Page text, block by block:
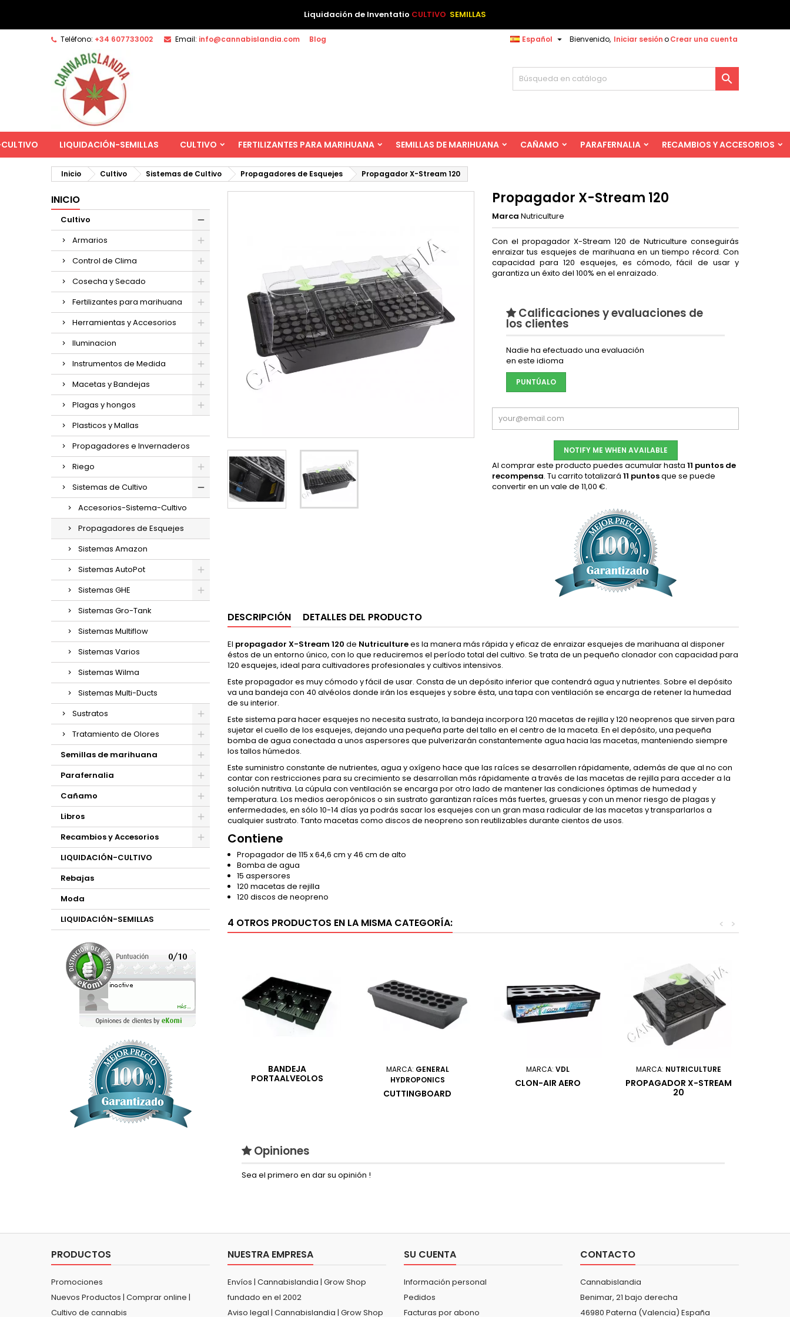
Liquidación de Inventatio CULTIVO SEMILLAS
Blog
Teléfono: +34 607733002 Email: info@cannabislandia.com Bienvenido, Iniciar sesiónoCrear una cuenta
Español 

LIQUIDACIÓN-SEMILLAS CULTIVO FERTILIZANTES PARA MARIHUANA SEMILLAS DE MARIHUANA CAÑAMO PARAFERNALIA RECAMBIOS Y ACCESORIOS
Inicio Cultivo Sistemas de Cultivo Propagadores de Esquejes Propagador X-Stream 120
INICIO
Cultivo
Armarios
Control de Clima
Cosecha y Secado
Fertilizantes para marihuana
Herramientas y Accesorios
Iluminacion
Instrumentos de Medida
Macetas y Bandejas
Plagas y hongos
Plasticos y Mallas
Propagadores e Invernaderos
Riego
Sistemas de Cultivo
Accesorios-Sistema-Cultivo
Propagadores de Esquejes
Sistemas Amazon
Sistemas AutoPot
Sistemas GHE
Sistemas Gro-Tank
Sistemas Multiflow
Sistemas Varios
Sistemas Wilma
Sistemas Multi-Ducts
Sustratos
Tratamiento de Olores
Semillas de marihuana
Parafernalia
Cañamo
Libros
Recambios y Accesorios
LIQUIDACIÓN-CULTIVO
Rebajas
Moda
LIQUIDACIÓN-SEMILLAS
Propagador X-Stream 120
Marca Nutriculture
Con el propagador X-Stream 120 de Nutriculture conseguirás
enraizar tus esquejes de marihuana en un tiempo récord. Con
capacidad para 120 esquejes, es cómodo, fácil de usar y
garantiza un éxito del 100% en el enraizado.
Calificaciones y evaluaciones de
los clientes
Nadie ha efectuado una evaluación
en este idioma
PUNTÚALO
NOTIFY ME WHEN AVAILABLE
Al comprar este producto puedes acumular hasta 11 puntos de
recompensa. Tu carrito totalizará 11 puntosque se puede
convertir en un vale de 11,00 €.
DESCRIPCIÓN DETALLES DEL PRODUCTO
El propagador X-Stream 120 de Nutriculturees la manera más rápida y eficaz de enraizar esquejes de marihuana al disponer
éstos de un entorno único, con lo que reduciremos el período total del cultivo. Se trata de un pequeño clonador con capacidad para
120 esquejes, ideal para cultivadores profesionales y cultivos intensivos.
Este propagador es muy cómodo y fácil de usar. Consta de un depósito inferior que contendrá agua y nutrientes. Sobre el depósito
va una bandeja con 40 alvéolos donde irán los esquejes y sobre ésta, una tapa con ventilación se encarga de retener la humedad
de su interior.
Este sistema para hacer esquejes no necesita sustrato, la bandeja incorpora 120 macetas de rejilla y 120 neoprenos que sirven para
sujetar el cuello de los esquejes, dejando una pequeña parte del tallo en el centro de la maceta. En el depósito, una pequeña
bomba de agua conectada a unos aspersores que pulverizarán constantemente agua hacia las macetas, manteniendo siempre
los tallos húmedos.
Este suministro constante de nutrientes, agua y oxígeno hace que las raíces se desarrollen rápidamente, además de que al no con
contar con restricciones para su crecimiento se desarrollan más rápidamente a través de las macetas de rejilla para acceder a la
solución nutritiva. La cúpula con ventilación se encarga por otro lado de mantener las condiciones óptimas de humedad y
temperatura. Los medios aeropónicos o sin sustrato garantizan raíces más fuertes, gruesas y con un menor riesgo de plagas y
enfermedades, en sólo 10-14 días ya podrás sacar los esquejes con un gran masa radicular de las macetas y transparlarlos a
cualquier sustrato. Tanto macetas como discos de neopreno son reutilizables durante cientos de usos.
Contiene
Propagador de 115 x 64,6 cm y 46 cm de alto
Bomba de agua
15 aspersores
120 macetas de rejilla
120 discos de neopreno
4 OTROS PRODUCTOS EN LA MISMA CATEGORÍA: >
<
BANDEJA
PORTAALVEOLOS
MARCA: GENERAL
HYDROPONICS
CUTTINGBOARD
MARCA: VDL
CLON-AIR AERO
MARCA: NUTRICULTURE
PROPAGADOR X-STREAM
20
Opiniones
Sea el primero en dar su opinión !
PRODUCTOS
Promociones
Nuevos Productos | Comprar online |
Cultivo de cannabis
NUESTRA EMPRESA
Envíos | Cannabislandia | Grow Shop
fundado en el 2002
Aviso legal | Cannabislandia | Grow Shop
SU CUENTA
Información personal
Pedidos
Facturas por abono
CONTACTO
Cannabislandia
Benimar, 21 bajo derecha
46980 Paterna (Valencia) España